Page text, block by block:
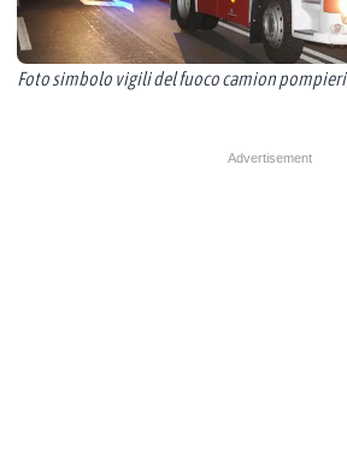
Foto simbolo vigili del fuoco camion pompieri